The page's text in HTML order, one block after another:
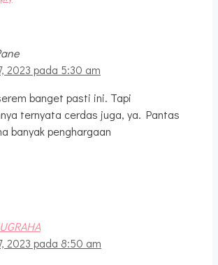
2023 pada 5:30 am
banget pasti ini. Tapi
ternyata cerdas juga, ya. Pantas
banyak penghargaan
2023 pada 8:50 am